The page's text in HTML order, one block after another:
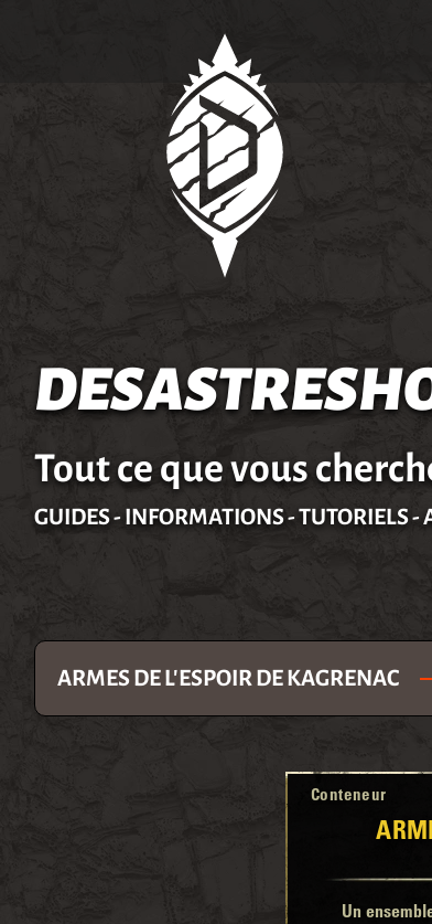
Tout ce que vous
GUIDES - INFORMATIONS - TUTORIELS -
ARMES DE L'ESPOIR DE KAGRENAC
Conteneur
Un